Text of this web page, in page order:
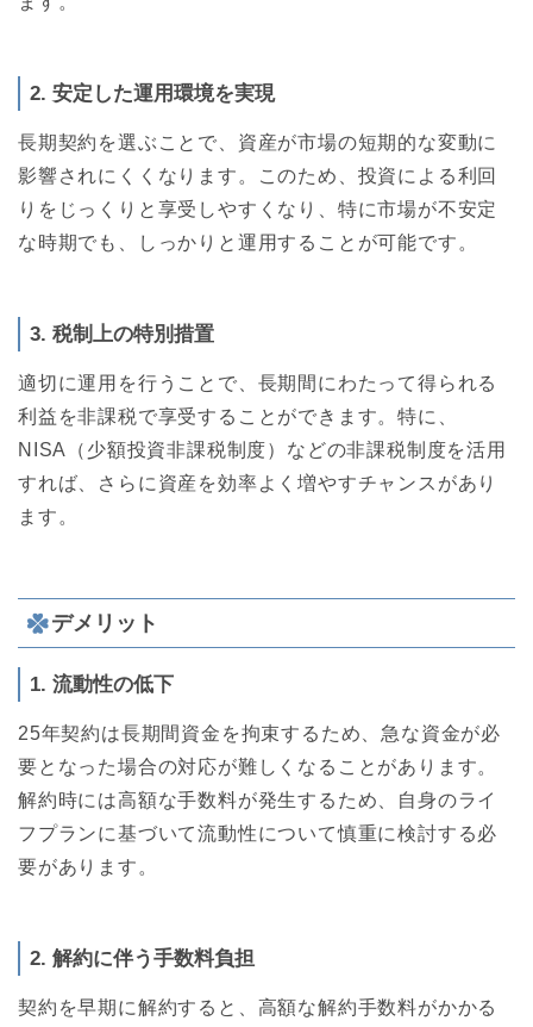
2. 安定した運用環境を実現
長期契約を選ぶことで、資産が市場の短期的な変動に
影響されにくくなります。このため、投資による利回
りをじっくりと享受しやすくなり、特に市場が不安定
な時期でも、しっかりと運用することが可能です。
3. 税制上の特別措置
適切に運用を行うことで、長期間にわたって得られる
利益を非課税で享受することができます。特に、
NISA（少額投資非課税制度）などの非課税制度を活用
すれば、さらに資産を効率よく増やすチャンスがあり
ます。
デメリット
1. 流動性の低下
25年契約は長期間資金を拘束するため、急な資金が必
要となった場合の対応が難しくなることがあります。
解約時には高額な手数料が発生するため、自身のライ
フプランに基づいて流動性について慎重に検討する必
要があります。
2. 解約に伴う手数料負担
契約を早期に解約すると、高額な解約手数料がかかる